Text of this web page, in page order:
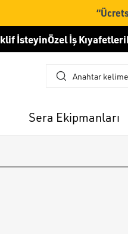
İsteyinÖzel İş Kıyafetleri
Sera Ekipmanları